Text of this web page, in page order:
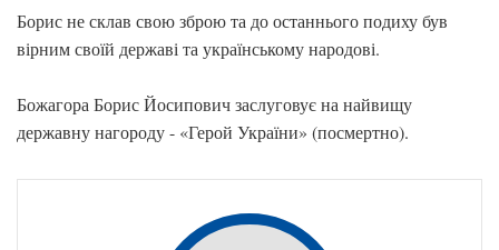
Борис не склав свою зброю та до останнього подиху був
вірним своїй державі та українському народові.
Божагора Борис Йосипович заслуговує на найвищу
державну нагороду - «Герой України» (посмертно).